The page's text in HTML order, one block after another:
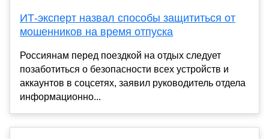
ИТ-эксперт назвал способы защититься от
мошенников на время отпуска
Россиянам перед поездкой на отдых следует
позаботиться о безопасности всех устройств и
аккаунтов в соцсетях, заявил руководитель отдела
информационно...